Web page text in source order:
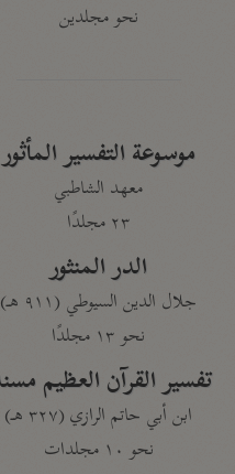
نحو مجلدين
موسوعة التفسير المأثور
معهد الشاطبي
٢٣ مجلدًا
الدر المنثور
جلال الدين السيوطي (٩١١ هـ)
نحو ١٣ مجلدًا
تفسير القرآن العظيم
ابن أبي حاتم الرازي (٣٢٧ هـ)
نحو ١٠ مجلدات